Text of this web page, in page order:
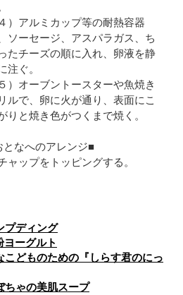
４）アルミカップ等の耐熱容器
ソーセージ、アスパラガス、ち
たチーズの順に入れ、卵液を静
注ぐ。
５）オーブントースターや魚焼き
ルで、卵に火が通り、表面にこ
りと焼き色がつくまで焼く。
となへのアレンジ■
ャップをトッピングする。
プディング
ーグルト
どものための『しらす君のにっ
ちゃの美肌スープ